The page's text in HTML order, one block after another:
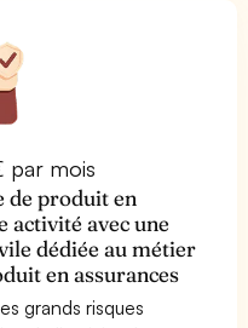
par mois
de produit en
activité avec une
dédiée au métier
en assurances
grands risques